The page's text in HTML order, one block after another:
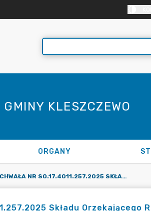
KLESZCZEWO
ORGANY
UCHWAŁA NR SO.17.4011.257.2025 SKŁADU ORZEKAJĄCEGO REGIONALNEJ IZBY OBRACHUNKOWEJ W POZNANIU Z DNIA 12 GRUDNIA 2025 R. W SPRAWIE WYRAŻENIA OPINII O PROJEKCIE UCHWAŁY BUDŻETOWEJ GMINY KLESZCZEWO NA ROK 2026
Składu